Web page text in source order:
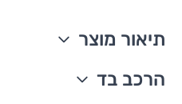
תיאור מוצר
סט 3 חלקים
הרכב בד